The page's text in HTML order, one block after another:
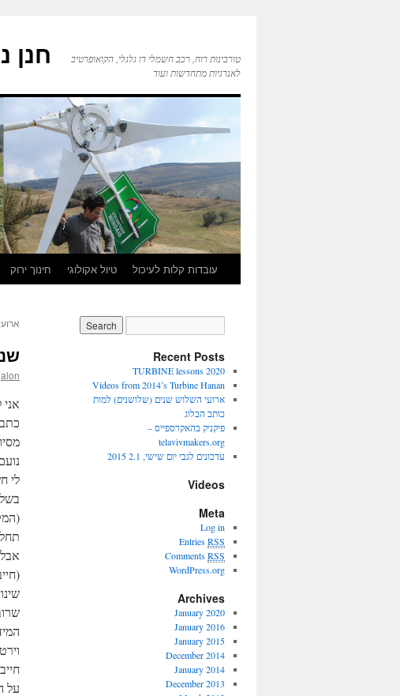
חנן
טורבינות רוח, רכב חשמלי דו גלגלי, הקואופרטיב
לאנרגיות מתחדשות ועוד
Skip חינוך ירוק טיול אקולוגי עובדות קלות לעיכול
alon
לי
על
Recent Posts
2020 TURBINE lessons
Videos from 2014’s Turbine Hanan
ארועי השלוש שנים (שלושנים) למות
כותב הבלוג
פיקניק בהאקרספייס –
telavivmakers.org
עדכונים לגבי יום שישי, 2.1 2015
Videos
Meta
Log in
EntriesRSS
CommentsRSS
WordPress.org
Archives
January 2020
January 2016
January 2015
December 2014
January 2014
December 2013